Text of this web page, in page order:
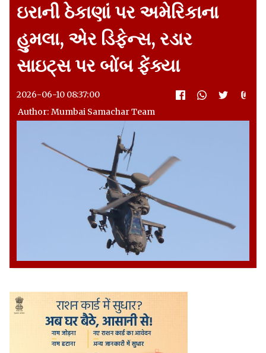
ઇરાની ઠેકાણાં પર અમેરિકાના
હુમલા, એર ડિફેન્સ, રડાર
સાઇટ્સ પર બોંબ ફેંક્યા
2026-06-10 08:37:00
Author: Mumbai Samachar Team